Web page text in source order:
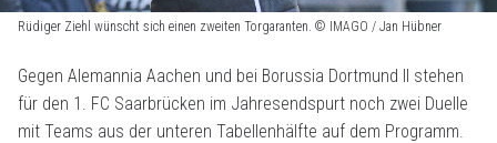
Rüdiger Ziehl wünscht sich einen zweiten Torgaranten. © IMAGO / Jan Hübner
Gegen Alemannia Aachen und bei Borussia Dortmund II stehen
für den 1. FC Saarbrücken im Jahresendspurt noch zwei Duelle
mit Teams aus der unteren Tabellenhälfte auf dem Programm.